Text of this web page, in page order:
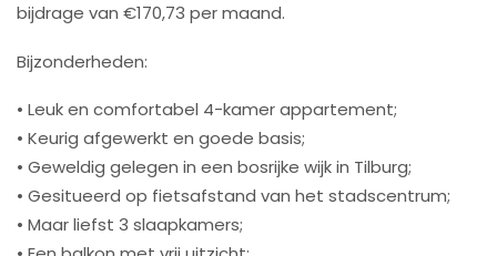
bijdrage van €170,73 per maand.
Bijzonderheden:
• Leuk en comfortabel 4-kamer appartement;
• Keurig afgewerkt en goede basis;
• Geweldig gelegen in een bosrijke wijk in Tilburg;
• Gesitueerd op fietsafstand van het stadscentrum;
• Maar liefst 3 slaapkamers;